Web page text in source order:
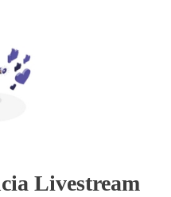
Livestream